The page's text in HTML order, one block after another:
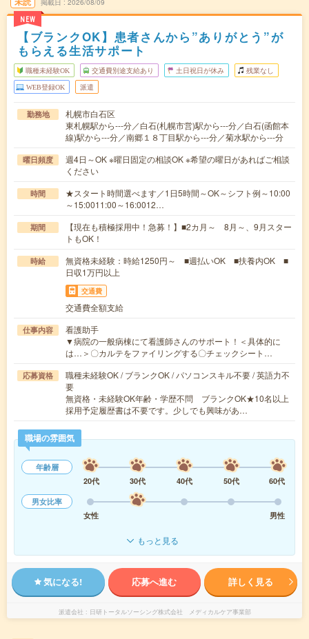
NEW
掲載日 2026/08/09
【ブランクOK】患者さんから”ありがとう”が
もらえる生活サポート
職種未経験OK 交通費別途支給あり 土日祝日が休み 残業なし
WEB登録OK 派遣
勤務地
札幌市白石区
東札幌駅から---分／白石(札幌市営)駅から---分／白石(函館本
線)駅から---分／南郷１８丁目駅から---分／菊水駅から---分
曜日頻度
週4日～OK ※曜日固定の相談OK ※希望の曜日があればご相談
ください
時間
★スタート時間選べます／1日5時間～OK～シフト例～10:00
～15:0011:00～16:0012…
期間
【現在も積極採用中！急募！】■2カ月～ 8月～、9月スター
トもOK！
時給
無資格未経験：時給1250円～ ■週払いOK ■扶養内OK ■
日収1万円以上
交通費
交通費全額支給
仕事内容
看護助手
▼病院の一般病棟にて看護師さんのサポート！＜具体的に
は…＞〇カルテをファイリングする〇チェックシート…
応募資格
職種未経験OK / ブランクOK / パソコンスキル不要 / 英語力不
要
無資格・未経験OK年齢・学歴不問 ブランクOK★10名以上
採用予定履歴書は不要です。少しでも興味があ…
職場の雰囲気
年齢層
20代
30代 40代 50代
60代
男女比率
女性
男性
もっと見る
気になる! 応募へ進む 詳しく見る
派遣会社 日研トータルソーシング株式会社 メディカルケア事業部